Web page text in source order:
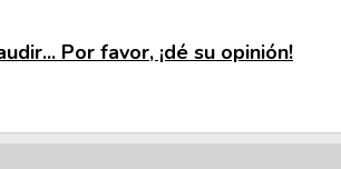
Por favor, ¡dé su opinión!